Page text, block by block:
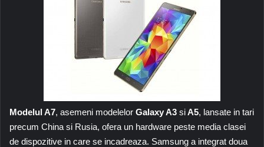
Modelul A7, asemeni modelelor Galaxy A3 siA5, lansate in tari
precum China si Rusia, ofera un hardware peste media clasei
de dispozitive in care se incadreaza. Samsung a integrat doua